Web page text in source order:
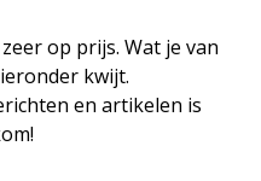
op prijs. Wat je van
kwijt.
en artikelen is